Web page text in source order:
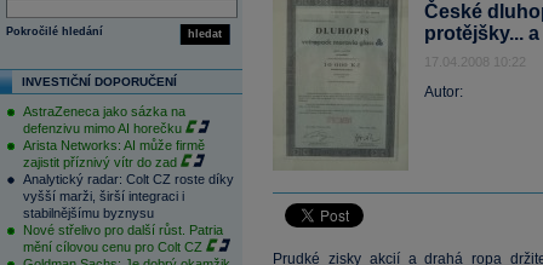
hledat
Pokročilé hledání
INVESTIČNÍ DOPORUČENÍ
AstraZeneca jako sázka na
defenzivu mimo AI horečku
Arista Networks: AI může firmě
zajistit příznivý vítr do zad
Analytický radar: Colt CZ roste díky
vyšší marži, širší integraci i
stabilnějšímu byznysu
Nové střelivo pro další růst. Patria
mění cílovou cenu pro Colt CZ
České
protějšky...
17.04.2008 10:22
Autor:
Prudké zisky akcií a draháropa